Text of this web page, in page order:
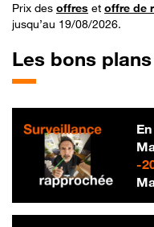
Prix des offres et offre de
jusqu’au 19/08/2026.
Les bons
-